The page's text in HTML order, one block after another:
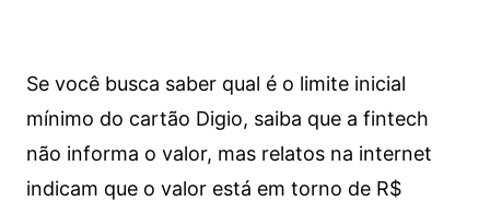
Se você busca saber qual é o limite inicial
mínimo do cartão Digio, saiba que a fintech
não informa o valor, mas relatos na internet
indicam que o valor está em torno de R$